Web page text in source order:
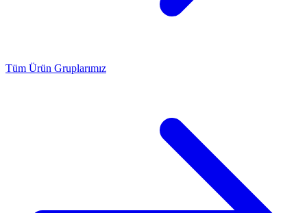
Tüm Ürün Gruplarımız